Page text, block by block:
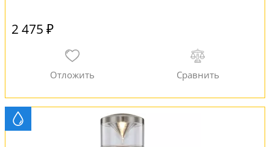
2 475 ₽